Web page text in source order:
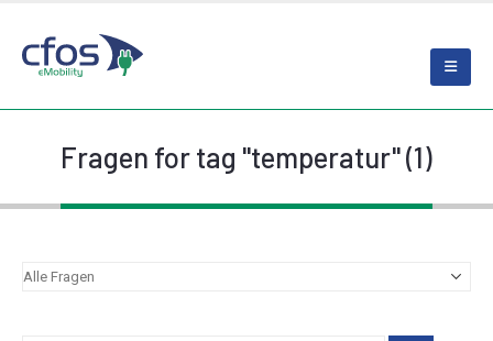
Fragen for tag "temperatur" (1)